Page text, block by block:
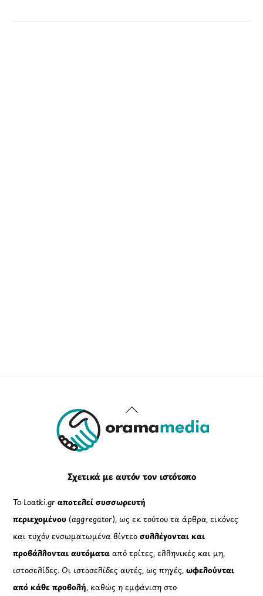
Back
To
Σχετικά με αυτόν τον ιστότοπο
Το Loatki.grαποτελεί συσσωρευτή
περιεχομένου (aggregator), ως εκ τούτου τα άρθρα, εικόνες
και τυχόν ενσωματωμένα βίντεοσυλλέγονται και
προβάλλονται αυτόματααπό τρίτες, ελληνικές και μη,
ιστοσελίδες. Οι ιστοσελίδες αυτές, ως πηγές,ωφελούνται
από κάθε προβολή, καθώς η εμφάνιση στο